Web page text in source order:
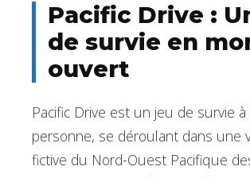
Pacific Drive :
de survie en
ouvert
Pacific Drive est un jeu de survie
personne, se déroulant dans une
fictive du Nord-Ouest Pacifique